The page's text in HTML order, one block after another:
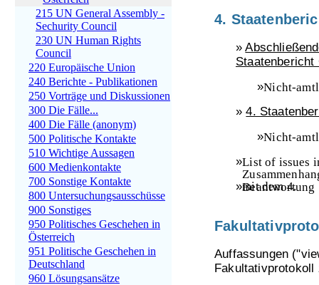
215 UN General Assembly -
Sechurity Council
230 UN Human Rights
Council
220 Europäische Union
240 Berichte - Publikationen
250 Vorträge und Diskussionen
300 Die Fälle...
400 Die Fälle (anonym)
500 Politische Kontakte
510 Wichtige Aussagen
600 Medienkontakte
700 Sonstige Kontakte
800 Untersuchungsausschüsse
900 Sonstiges
950 Politisches Geschehen in
Österreich
951 Politische Geschehen in
Deutschland
960 Lösungsansätze
4.
»
»Nicht-
»4.
»Nicht-
676 KB)
»List of issues
mit dem 4.
Staatenbericht
2007,
(Englisch)
»Beantwortung
Staatenbericht
Österreichs
Republik
Österreich,
Auffassungen ("
Fakultativprotokoll